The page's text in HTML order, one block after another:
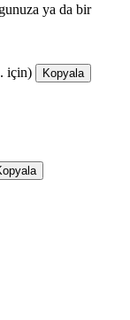
ya da bir
için) Kopyala